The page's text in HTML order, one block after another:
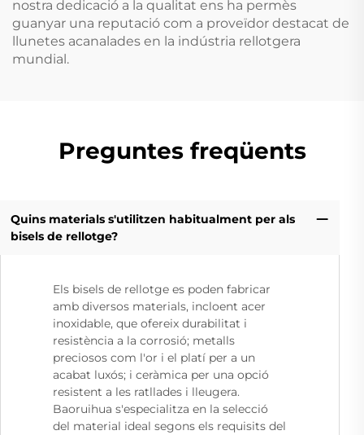
nostra dedicació a la qualitat ens ha permès
guanyar una reputació com a proveïdor destacat de
llunetes acanalades en la indústria rellotgera
mundial.
Preguntes freqüents
Quins materials s'utilitzen habitualment per als
bisels de rellotge?
Els bisels de rellotge es poden fabricar
amb diversos materials, incloent acer
inoxidable, que ofereix durabilitat i
resistència a la corrosió; metalls
preciosos com l'or i el platí per a un
acabat luxós; i ceràmica per una opció
resistent a les ratllades i lleugera.
Baoruihua s'especialitza en la selecció
del material ideal segons els requisits del